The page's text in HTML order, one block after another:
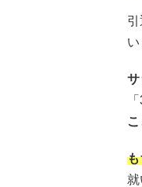
い
サ
も